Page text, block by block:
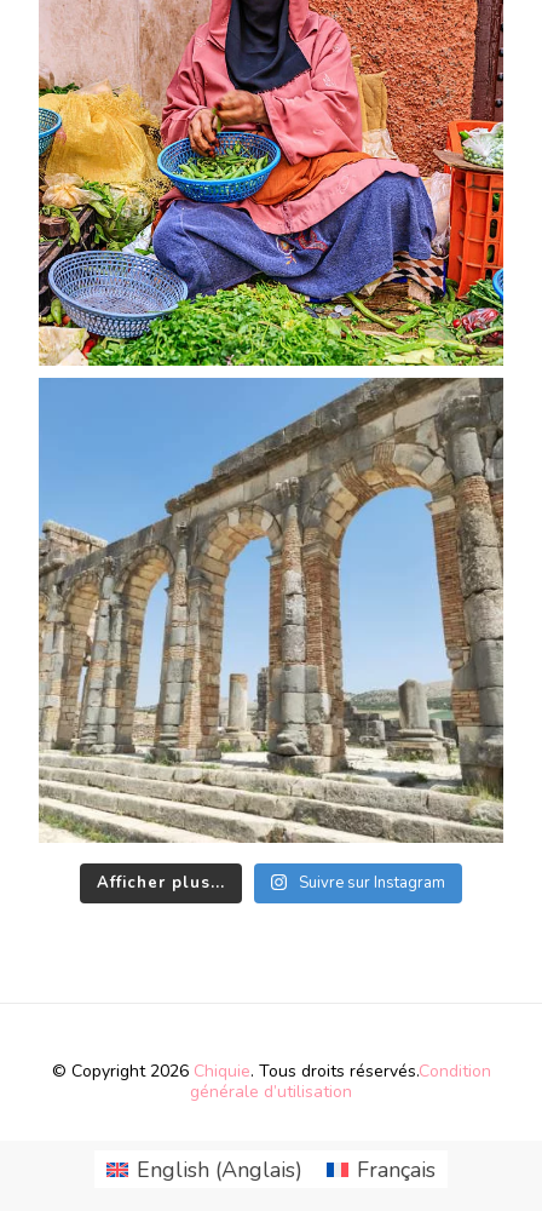
Afficher plus... Suivre sur Instagram
© Copyright 2026 Chiquie. Tous droits réservés.Condition
générale d’utilisation
English (Anglais) Français